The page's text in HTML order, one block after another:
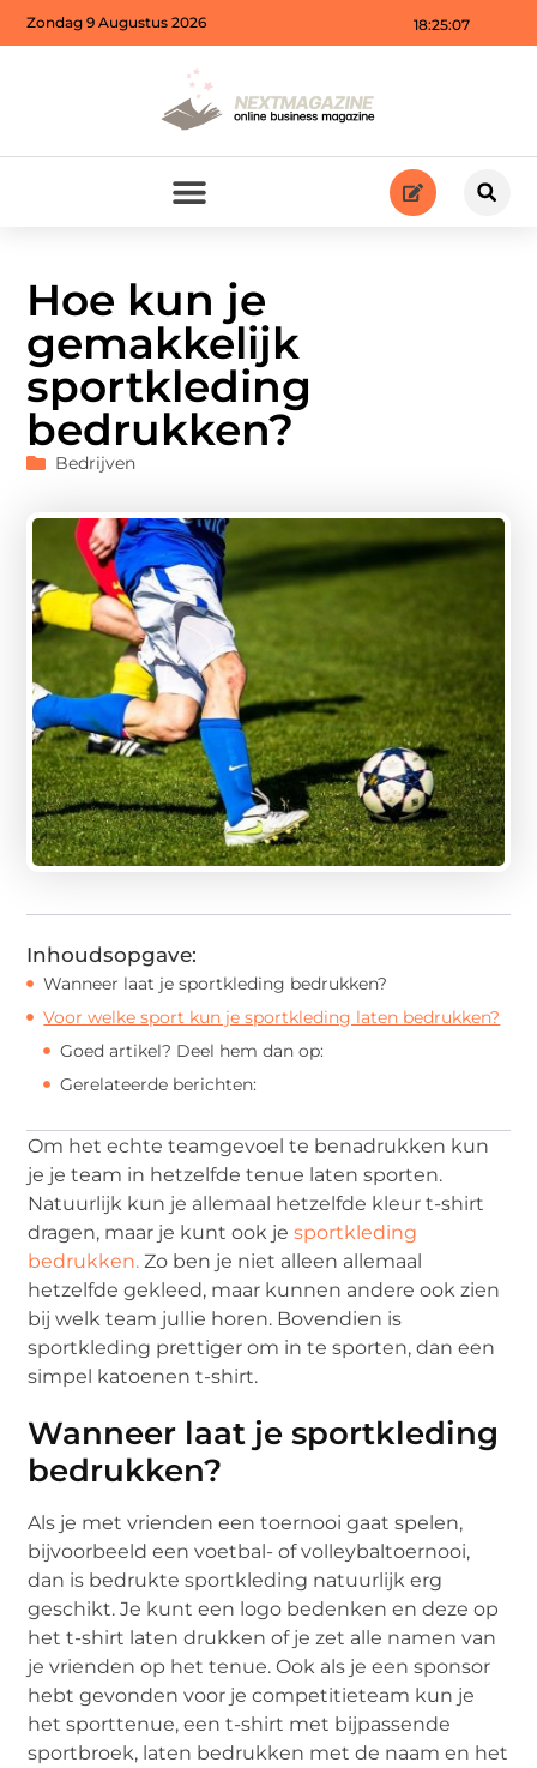
18:25:09
Zondag 9 Augustus 2026
Hoe kun je
gemakkelijk
sportkleding
bedrukken?
Bedrijven
Inhoudsopgave:
Wanneer laat je sportkleding bedrukken?
Voor welke sport kun je sportkleding laten bedrukken?
Goed artikel? Deel hem dan op:
Gerelateerde berichten:
Om het echte teamgevoel te benadrukken kun
je je team in hetzelfde tenue laten sporten.
Natuurlijk kun je allemaal hetzelfde kleur t-shirt
dragen, maar je kunt ook jesportkleding
bedrukken.Zo ben je niet alleen allemaal
hetzelfde gekleed, maar kunnen andere ook zien
bij welk team jullie horen. Bovendien is
sportkleding prettiger om in te sporten, dan een
simpel katoenen t-shirt.
Wanneer laat je sportkleding
bedrukken?
Als je met vrienden een toernooi gaat spelen,
bijvoorbeeld een voetbal- of volleybaltoernooi,
dan is bedrukte sportkleding natuurlijk erg
geschikt. Je kunt een logo bedenken en deze op
het t-shirt laten drukken of je zet alle namen van
je vrienden op het tenue. Ook als je een sponsor
hebt gevonden voor je competitieteam kun je
het sporttenue, een t-shirt met bijpassende
sportbroek, laten bedrukken met de naam en het